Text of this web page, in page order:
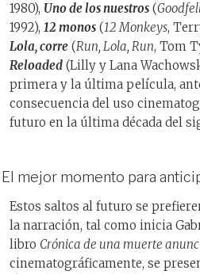
1980), Uno de los nuestros (
1992), 12 monos (12 Monkeys,
Lola, corre (Run, Lola, Run, Tom
Reloaded (Lilly y Lana
primera y la última película,
consecuencia del uso
futuro en la última década del
El mejor momento para
Estos saltos al futuro se
la narración, tal como inicia
libro Crónica de una muerte
cinematográficamente, se